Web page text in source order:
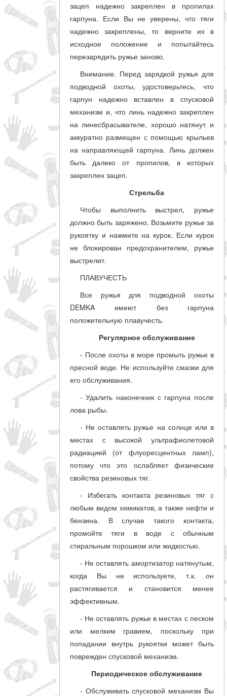
зацеп надежно закреплен в пропилах
гарпуна. Если Вы не уверены, что тяги
надежно закреплены, то верните их в
исходное положение и попытайтесь
перезарядить ружье заново.
Внимание. Перед зарядкой ружья для
подводной охоты, удостоверьтесь, что
гарпун надежно вставлен в спусковой
механизм и, что линь надежно закреплен
на линесбрасывателе, хорошо натянут и
аккуратно размещен с помощью крыльев
на направляющей гарпуна. Линь должен
быть далеко от пропилов, в которых
закреплен зацеп.
Стрельба
Чтобы выполнить выстрел, ружье
должно быть заряжено. Возьмите ружье за
рукоятку и нажмите на курок. Если курок
не блокирован предохранителем, ружье
выстрелит.
ПЛАВУЧЕСТЬ
Все ружья для подводной охоты
DEMKA имеют без гарпуна
положительную плавучесть.
Регулярное обслуживание
- После охоты в море промыть ружье в
пресной воде. Не используйте смазки для
его обслуживания.
- Удалить наконечник с гарпуна после
лова рыбы.
- Не оставлять ружье на солнце или в
местах с высокой ультрафиолетовой
радиацией (от флуоресцентных ламп),
потому что это ослабляет физические
свойства резиновых тяг.
- Избегать контакта резиновых тяг с
любым видом химикатов, а также нефти и
бензина. В случае такого контакта,
промойте тяги в воде с обычным
стиральным порошком или жидкостью.
- Не оставлять амортизатор натянутым,
когда Вы не используете, т.к. он
растягивается и становится менее
эффективным.
- Не оставлять ружье в местах с песком
или мелким гравием, поскольку при
попадании внутрь рукоятки может быть
поврежден спусковой механизм.
Периодическое обслуживание
- Обслуживать спусковой механизм Вы